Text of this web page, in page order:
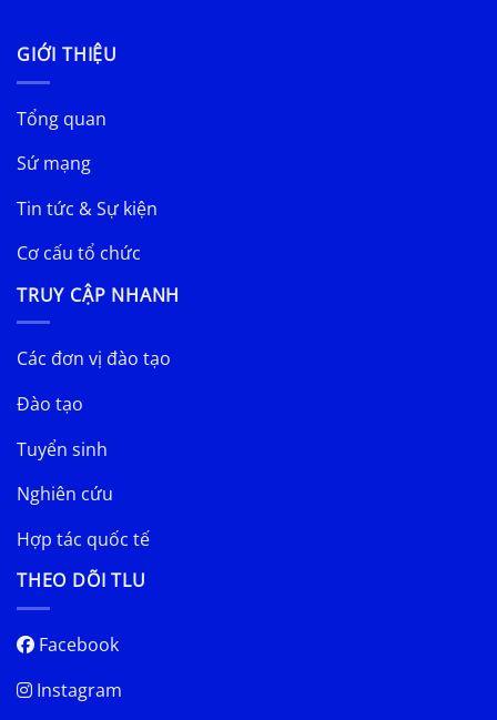
GIỚI THIỆU
Tổng quan
Sứ mạng
Tin tức & Sự kiện
Cơ cấu tổ chức
TRUY CẬP NHANH
Các đơn vị đào tạo
Đào tạo
Tuyển sinh
Nghiên cứu
Hợp tác quốc tế
THEO DÕI TLU
Facebook
Instagram